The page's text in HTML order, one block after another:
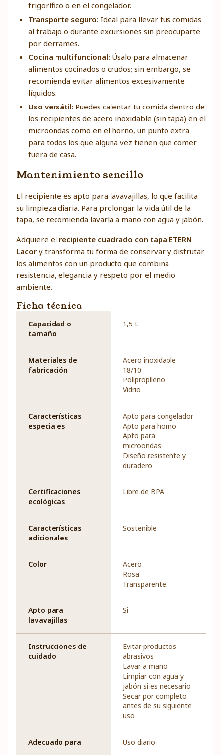
frigorífico o en el congelador.
Transporte seguro: Ideal para llevar tus comidas
al trabajo o durante excursiones sin preocuparte
por derrames.
Cocina multifuncional: Úsalo para almacenar
alimentos cocinados o crudos; sin embargo, se
recomienda evitar alimentos excesivamente
líquidos.
Uso versátil: Puedes calentar tu comida dentro de
los recipientes de acero inoxidable (sin tapa) en el
microondas como en el horno, un punto extra
para todos los que alguna vez tienen que comer
fuera de casa.
Mantenimiento sencillo
El recipiente es apto para lavavajillas, lo que facilita
su limpieza diaria. Para prolongar la vida útil de la
tapa, se recomienda lavarla a mano con agua y jabón.
Adquiere el recipiente cuadrado con tapa ETERN
Lacory transforma tu forma de conservar y disfrutar
los alimentos con un producto que combina
resistencia, elegancia y respeto por el medio
ambiente.
Ficha técnica
Capacidad o
tamaño
1,5 L
Materiales de
fabricación
Acero inoxidable
18/10
Polipropileno
Vidrio
Características
especiales
Apto para congelador
Apto para horno
Apto para
microondas
Diseño resistente y
duradero
Certificaciones
ecológicas
Libre de BPA
Características
adicionales
Sostenible
Color
Acero
Rosa
Transparente
Apto para
lavavajillas
Si
Instrucciones de
cuidado
Evitar productos
abrasivos
Lavar a mano
Limpiar con agua y
jabón si es necesario
Secar por completo
antes de su siguiente
uso
Adecuado para Uso diario